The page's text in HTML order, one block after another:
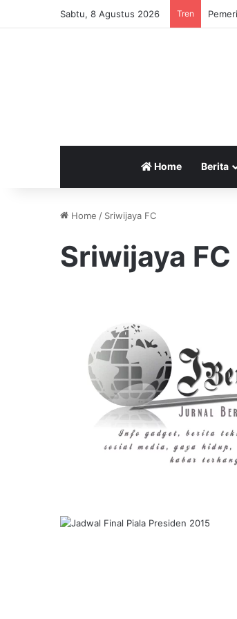
Sabtu, 8 Agustus 2026 Tren
Home Berita
Home / Sriwijaya FC
Sriwijaya FC